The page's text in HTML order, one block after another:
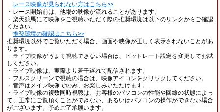
レース映像が見られない方はこちら>>
・レース開始前は、他場の映像が流れることがあります。
・楽天競馬にて映像をご視聴いただく際の推奨環境は以下のリンクからご確認
ください。
推奨環境の確認はこちら>>
推奨環境以外でご覧いただく場合、画面や映像が正しく表示されないことがあ
ります。
・ライブ映像がうまく視聴できない場合は、ビットレート設定を変更してお試
しください。
・ライブ映像は、実際より若干遅れて配信されます。
・フルスクリーンで視聴の場合は、映像アイコンをクリックしてください。
・音声はメイン映像でのみ、お楽しみいただけます。
・ライブ映像の複数同時視聴は、お客様のパソコンの性能や回線の状態によっ
て、正常にご覧頂くことができない、あるいはパソコンの操作ができない場合
がございます。予めご了承願います。